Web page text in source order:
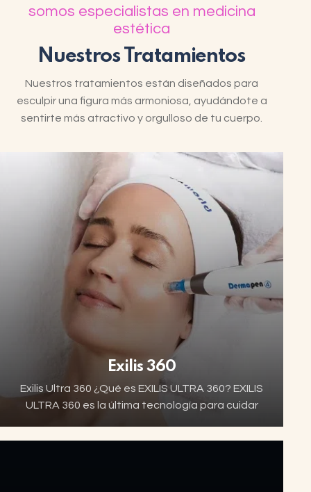
somos especialistas en medicina
estética
Nuestros Tratamientos
Nuestros tratamientos están diseñados para
esculpir una figura más armoniosa, ayudándote a
sentirte más atractivo y orgulloso de tu cuerpo.
Exilis 360
Exilis Ultra 360 ¿Qué es EXILIS ULTRA 360? EXILIS
ULTRA 360 es la última tecnología para cuidar
no invasivo que, gracias a…